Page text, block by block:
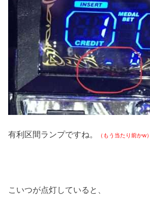
有利区間ランプですね。 （もう当たり前かw）
こいつが点灯していると、